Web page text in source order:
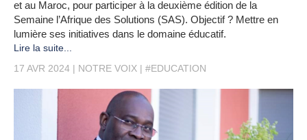
et au Maroc, pour participer à la deuxième édition de la
Semaine l’Afrique des Solutions (SAS). Objectif ? Mettre en
lumière ses initiatives dans le domaine éducatif.
Lire la suite...
17 AVR 2024
NOTRE VOIX #EDUCATION